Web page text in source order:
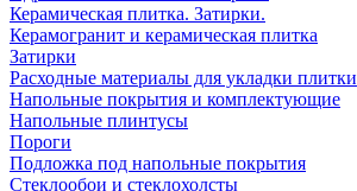
Керамическая плитка. Затирки.
Керамогранит и керамическая плитка
Затирки
Расходные материалы для укладки плитки
Напольные покрытия и комплектующие
Напольные плинтусы
Пороги
Подложка под напольные покрытия
Стеклообои и стеклохолсты